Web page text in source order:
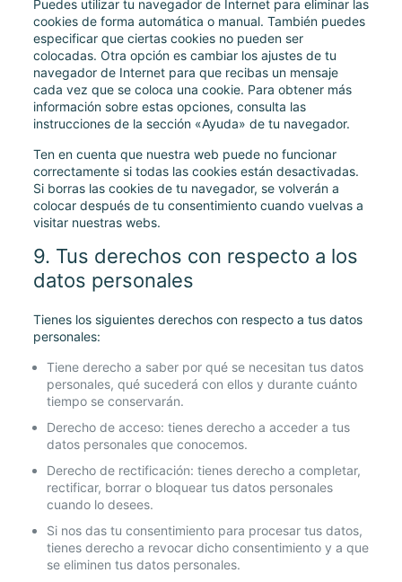
Puedes utilizar tu navegador de Internet para eliminar las
cookies de forma automática o manual. También puedes
especificar que ciertas cookies no pueden ser
colocadas. Otra opción es cambiar los ajustes de tu
navegador de Internet para que recibas un mensaje
cada vez que se coloca una cookie. Para obtener más
información sobre estas opciones, consulta las
instrucciones de la sección «Ayuda» de tu navegador.
Ten en cuenta que nuestra web puede no funcionar
correctamente si todas las cookies están desactivadas.
Si borras las cookies de tu navegador, se volverán a
colocar después de tu consentimiento cuando vuelvas a
visitar nuestras webs.
9. Tus derechos con respecto a los
datos personales
Tienes los siguientes derechos con respecto a tus datos
personales:
Tiene derecho a saber por qué se necesitan tus datos
personales, qué sucederá con ellos y durante cuánto
tiempo se conservarán.
Derecho de acceso: tienes derecho a acceder a tus
datos personales que conocemos.
Derecho de rectificación: tienes derecho a completar,
rectificar, borrar o bloquear tus datos personales
cuando lo desees.
Si nos das tu consentimiento para procesar tus datos,
tienes derecho a revocar dicho consentimiento y a que
se eliminen tus datos personales.